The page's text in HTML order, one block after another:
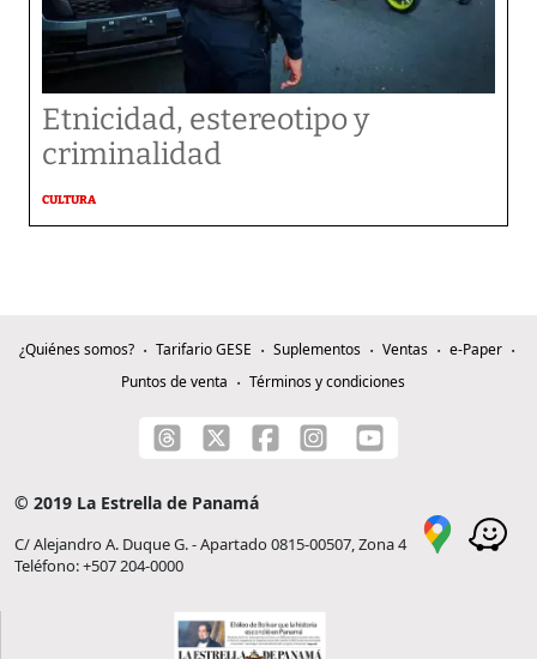
Etnicidad, estereotipo y
criminalidad
CULTURA
¿Quiénes somos? Tarifario GESE Suplementos Ventas
e-Paper
Puntos de venta
Términos y condiciones
© 2019 La Estrella de Panamá
C/ Alejandro A. Duque G. - Apartado 0815-00507, Zona 4
Teléfono: +507 204-0000